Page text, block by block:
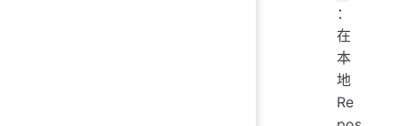
：
在
本
地
Re